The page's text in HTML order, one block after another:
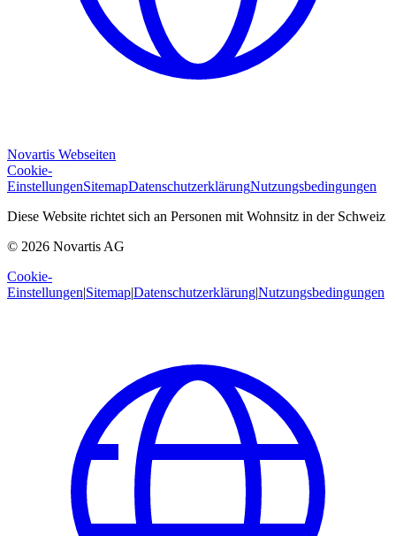
Novartis Webseiten
Cookie-
EinstellungenSitemapDatenschutzerklärungNutzungsbedingungen
Diese Website richtet sich an Personen mit Wohnsitz in der Schweiz
© 2026 Novartis AG
Cookie-
Einstellungen SitemapDatenschutzerklärungNutzungsbedingungen